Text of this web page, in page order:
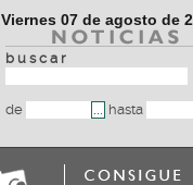
Viernes 07 de agosto de
b u s c a r
de hasta